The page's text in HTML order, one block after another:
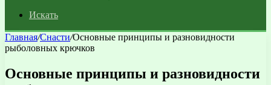
Искать
Главная/Снасти/Основные принципы и разновидности
рыболовных крючков
Основные принципы и разновидности